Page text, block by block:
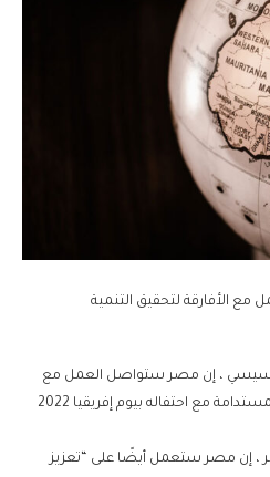
الأفارقة لتحقيق التنمية
، إن مصر ستواصل العمل مع
الأشقاء الأفارقة لتحقيق التنمية المستدامة مع احتفاله بيوم إفريقيا 2022
، إن مصر ستعمل أيضًا على “تعزيز